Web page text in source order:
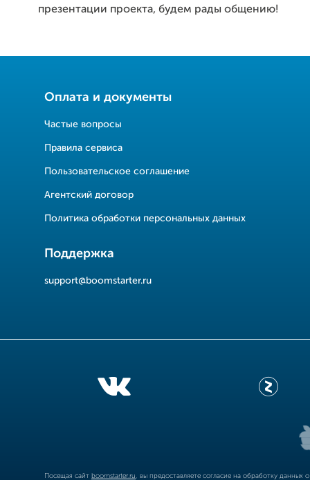
презентации проекта, будем рады общению!
Оплата и документы
Частые вопросы
Правила сервиса
Пользовательское соглашение
Агентский договор
Политика обработки персональных данных
Поддержка
support@boomstarter.ru
Посещая сайт boomstarter.ru , вы предоставляете согласие на обработку